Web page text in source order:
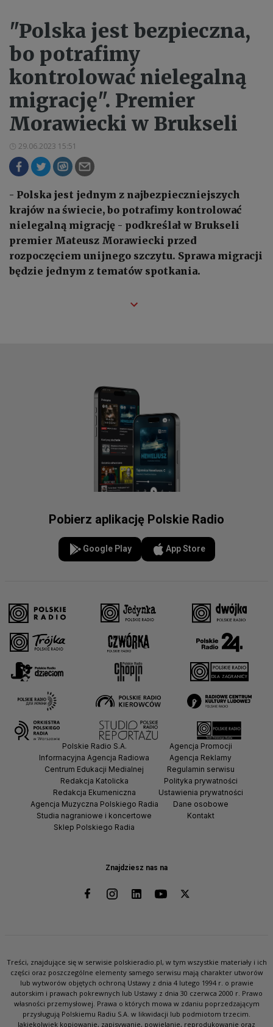
"Polska jest bezpieczna,
bo potrafimy
kontrolować nielegalną
migrację". Premier
Morawiecki w Brukseli
29.06.2023 15:51
- Polska jest jednym z najbezpieczniejszych
krajów na świecie, bo potrafimy kontrolować
nielegalną migrację - podkreślał w Brukseli
premier Mateusz Morawiecki przed
rozpoczęciem unijnego szczytu. Sprawa migracji
będzie jednym z tematów spotkania.
Pobierz aplikację Polskie Radio
Google Play App Store
Znajdziesz nas na
Polskie Radio S.A.
Informacyjna Agencja Radiowa
Centrum Edukacji Medialnej
Redakcja Katolicka
Redakcja Ekumeniczna
Agencja Muzyczna Polskiego Radia
Studia nagraniowe i koncertowe
Sklep Polskiego Radia
Agencja Promocji
Agencja Reklamy
Regulamin serwisu
Polityka prywatności
Ustawienia prywatności
Dane osobowe
Kontakt
Treści, znajdujące się w serwisie polskieradio.pl, w tym wszystkie materiały i ich
części oraz poszczególne elementy samego serwisu mają charakter utworów
lub wytworów objętych ochroną Ustawy z dnia 4 lutego 1994 r. o prawie
autorskim i prawach pokrewnych lub Ustawy z dnia 30 czerwca 2000 r. Prawo
własności przemysłowej. Prawa o których mowa w zdaniu poprzedzającym
przysługują Polskiemu Radiu S.A. w likwidacji lub podmiotom trzecim.
Jakiekolwiek kopiowanie, zapisywanie, powielanie, reprodukowanie oraz